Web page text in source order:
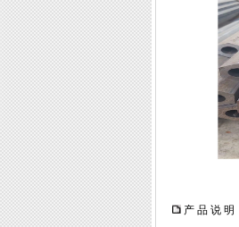
产 品 说 明